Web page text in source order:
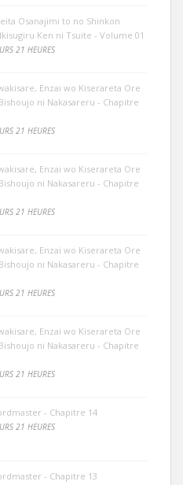
Osanajimi to no Shinkon
Ken ni Tsuite - Volume 01
21 HEURES
Enzai wo Kiserareta Ore
ni Nakasareru - Chapitre
21 HEURES
Enzai wo Kiserareta Ore
ni Nakasareru - Chapitre
21 HEURES
Enzai wo Kiserareta Ore
ni Nakasareru - Chapitre
21 HEURES
Enzai wo Kiserareta Ore
ni Nakasareru - Chapitre
21 HEURES
- Chapitre 14
21 HEURES
- Chapitre 13